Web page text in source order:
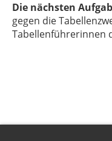
Die nächsten
gegen die
Tabellenführerinnen